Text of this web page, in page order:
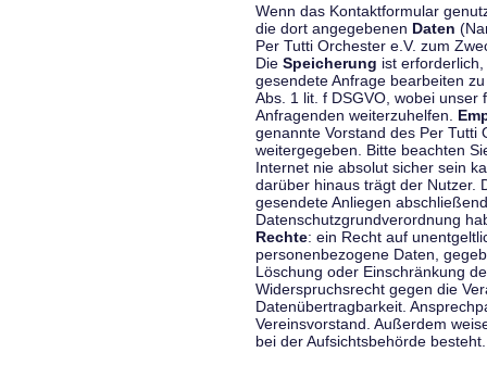
Wenn das Kontaktformular
die dort angegebenen Daten
Per Tutti Orchester e.V. zum
Die Speicherung ist
gesendete Anfrage bearbeiten
Abs. 1 lit. f DSGVO, wobei
Anfragenden weiterzuhelfen.
genannte Vorstand des Per Tutti
weitergegeben. Bitte beachten
Internet nie absolut sicher sein
darüber hinaus trägt der Nutzer.
gesendete Anliegen
Datenschutzgrundverordnung
Rechte: ein Recht auf
personenbezogene Daten,
Löschung oder Einschränkung
Widerspruchsrecht gegen die
Datenübertragbarkeit.
Vereinsvorstand. Außerdem
bei der Aufsichtsbehörde besteht.